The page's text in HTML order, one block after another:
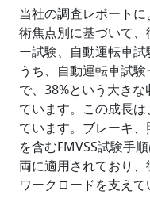
当社の調査レポート
術焦点別に基づいて
ー試験、自動運転車
うち、自動運転車試
で、38%という大き
ています。この成長
ています。ブレーキ
を含むFMVSS試験手
両に適用されており
ワークロードを支えて